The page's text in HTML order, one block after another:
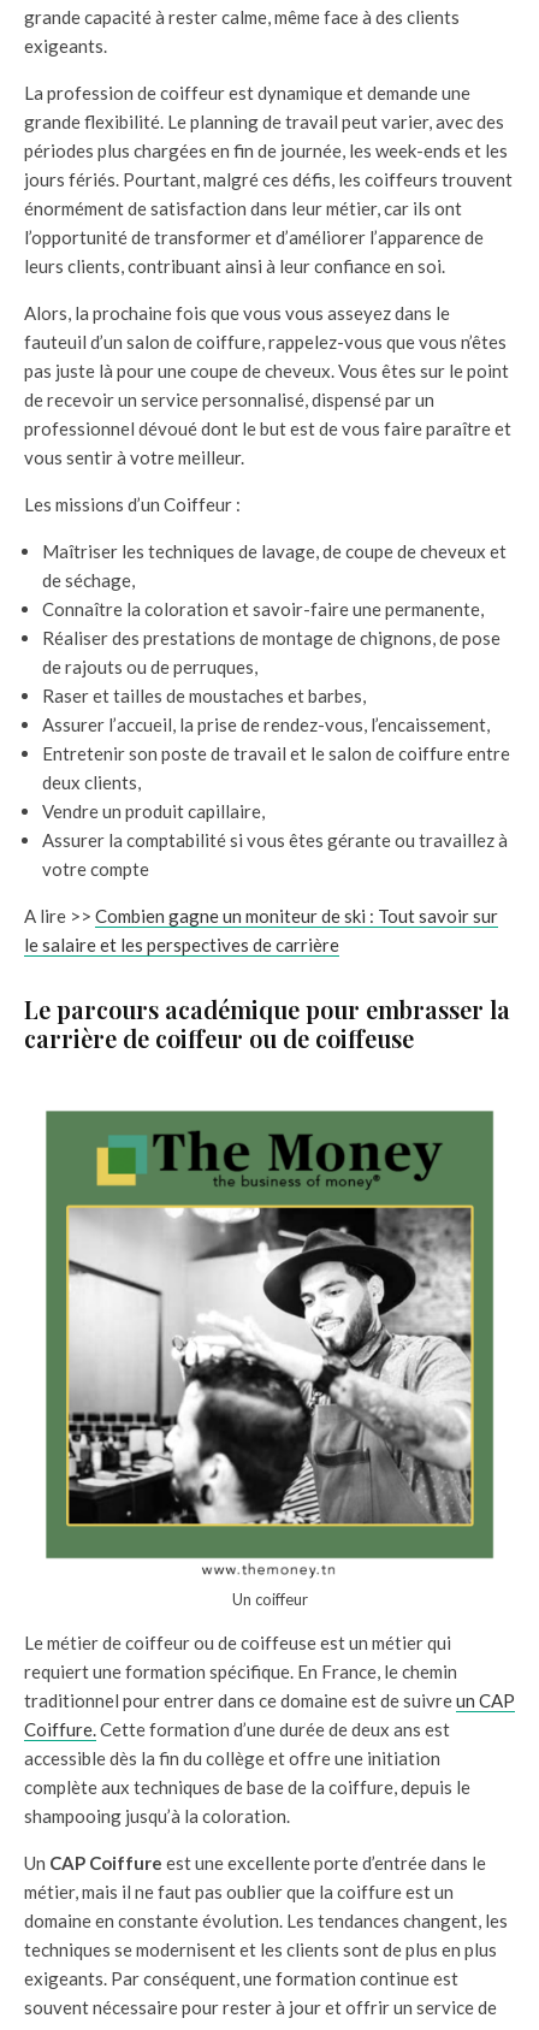
grande capacité à rester calme, même face à des clients
exigeants.
La profession de coiffeur est dynamique et demande une
grande flexibilité. Le planning de travail peut varier, avec des
périodes plus chargées en fin de journée, les week-ends et les
jours fériés. Pourtant, malgré ces défis, les coiffeurs trouvent
énormément de satisfaction dans leur métier, car ils ont
l’opportunité de transformer et d’améliorer l’apparence de
leurs clients, contribuant ainsi à leur confiance en soi.
Alors, la prochaine fois que vous vous asseyez dans le
fauteuil d’un salon de coiffure, rappelez-vous que vous n’êtes
pas juste là pour une coupe de cheveux. Vous êtes sur le point
de recevoir un service personnalisé, dispensé par un
professionnel dévoué dont le but est de vous faire paraître et
vous sentir à votre meilleur.
Les missions d’un Coiffeur :
Maîtriser les techniques de lavage, de coupe de cheveux et
de séchage,
Connaître la coloration et savoir-faire une permanente,
Réaliser des prestations de montage de chignons, de pose
de rajouts ou de perruques,
Raser et tailles de moustaches et barbes,
Assurer l’accueil, la prise de rendez-vous, l’encaissement,
Entretenir son poste de travail et le salon de coiffure entre
deux clients,
Vendre un produit capillaire,
Assurer la comptabilité si vous êtes gérante ou travaillez à
votre compte
A lire >> Combien gagne un moniteur de ski : Tout savoir sur
le salaire et les perspectives de carrière
Le parcours académique pour embrasser la
carrière de coiffeur ou de coiffeuse
Un coiffeur
Le métier de coiffeur ou de coiffeuse est un métier qui
requiert une formation spécifique. En France, le chemin
traditionnel pour entrer dans ce domaine est de suivreun CAP
Coiffure.Cette formation d’une durée de deux ans est
accessible dès la fin du collège et offre une initiation
complète aux techniques de base de la coiffure, depuis le
shampooing jusqu’à la coloration.
Un CAP Coiffure est une excellente porte d’entrée dans le
métier, mais il ne faut pas oublier que la coiffure est un
domaine en constante évolution. Les tendances changent, les
techniques se modernisent et les clients sont de plus en plus
exigeants. Par conséquent, une formation continue est
souvent nécessaire pour rester à jour et offrir un service de